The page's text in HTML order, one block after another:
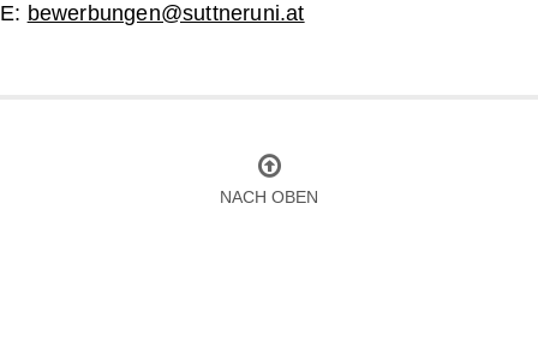
E: bewerbungen@suttneruni.at
NACH OBEN